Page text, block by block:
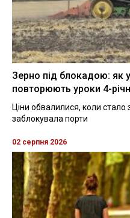
Зерно під блокадою: як
повторюють уроки 4-
Ціни обвалилися, коли стало
заблокувала порти
02 серпня 2026